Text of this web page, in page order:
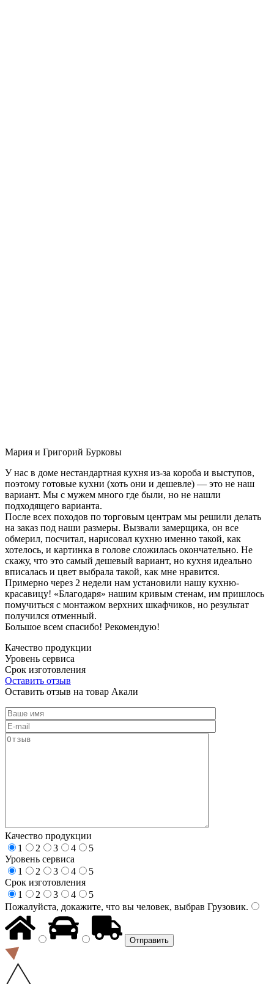
Мария и Григорий Бурковы
У нас в доме нестандартная кухня из-за короба и выступов,
поэтому готовые кухни (хоть они и дешевле) — это не наш
вариант. Мы с мужем много где были, но не нашли
подходящего варианта.
После всех походов по торговым центрам мы решили делать
на заказ под наши размеры. Вызвали замерщика, он все
обмерил, посчитал, нарисовал кухню именно такой, как
хотелось, и картинка в голове сложилась окончательно. Не
скажу, что это самый дешевый вариант, но кухня идеально
вписалась и цвет выбрала такой, как мне нравится.
Примерно через 2 недели нам установили нашу кухню-
красавицу! «Благодаря» нашим кривым стенам, им пришлось
помучиться с монтажом верхних шкафчиков, но результат
получился отменный.
Большое всем спасибо! Рекомендую!
Качество продукции
Уровень сервиса
Срок изготовления
Оставить отзыв
Оставить отзыв на товар Акали
Качество продукции
1
2 3 4
5
Уровень сервиса
1
2 3 4
5
Срок изготовления
1
2 3 4
5
Пожалуйста, докажите, что вы человек, выбрав Грузовик.